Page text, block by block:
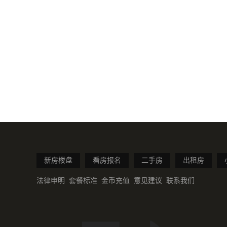
新房楼盘 看房报名 二手房 出租房
法律申明 套餐标准 金币充值 意见建议 联系我们